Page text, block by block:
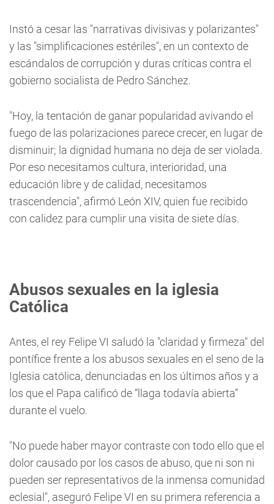
Instó a cesar las "narrativas divisivas y polarizantes"
y las "simplificaciones estériles", en un contexto de
escándalos de corrupción y duras críticas contra el
gobierno socialista de Pedro Sánchez.
"Hoy, la tentación de ganar popularidad avivando el
fuego de las polarizaciones parece crecer, en lugar de
disminuir; la dignidad humana no deja de ser violada.
Por eso necesitamos cultura, interioridad, una
educación libre y de calidad, necesitamos
trascendencia", afirmó León XIV, quien fue recibido
con calidez para cumplir una visita de siete días.
Abusos sexuales en la iglesia
Católica
Antes, el rey Felipe VI saludó la "claridad y firmeza" del
pontífice frente a los abusos sexuales en el seno de la
Iglesia católica, denunciadas en los últimos años y a
los que el Papa calificó de “llaga todavía abierta”
durante el vuelo.
"No puede haber mayor contraste con todo ello que el
dolor causado por los casos de abuso, que ni son ni
pueden ser representativos de la inmensa comunidad
eclesial", aseguró Felipe VI en su primera referencia a